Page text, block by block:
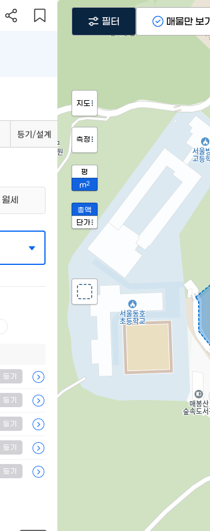
지도
측정
평
m2
총액
단가
필터 매물만 보기
등기/설계
월세
등기
등기
등기
등기
등기